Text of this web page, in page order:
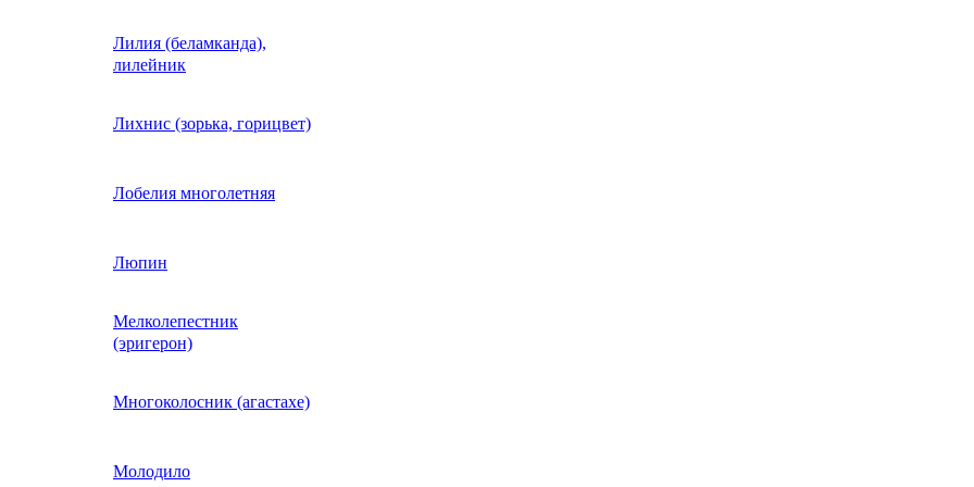
Иберис однолетний
Ипомея (фарбитис)
Календула
Капуста декоративная
Кларкия
Клещевина
Клеома
Лилия (беламканда),
лилейник
Лихнис (зорька, горицвет)
Лобелия многолетняя
Люпин
Мелколепестник
(эригерон)
Многоколосник (агастахе)
Молодило